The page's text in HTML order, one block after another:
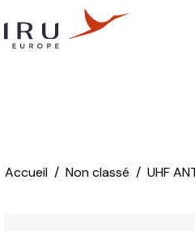
Accueil Non classé UHF